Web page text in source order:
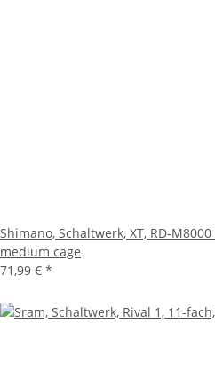
Shimano, Schaltwerk, XT, RD-M8000
medium cage
71,99 € *